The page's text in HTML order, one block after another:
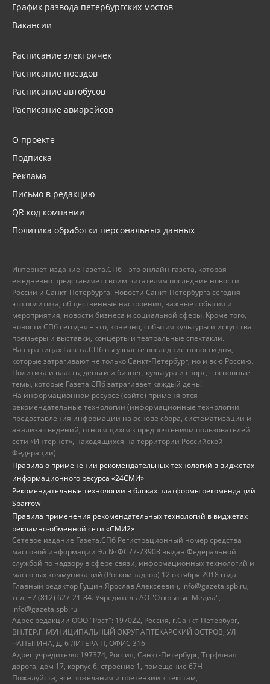
График развода петербургских мостов
Вакансии
Расписание электричек
Расписание поездов
Расписание автобусов
Расписание авиарейсов
О проекте
Подписка
Реклама
Письмо в редакцию
QR код компании
Политика обработки персональных данных
Интернет-издание Газета.СПб – это онлайн-газета, которая
ежедневно представляет своим читателям последние новости
России и Санкт-Петербурга. Новости Санкт-Петербурга сегодня –
это политика, общественные настроения, важные события и
мероприятия, новости бизнеса и социальной сферы. Кроме того,
новости СПб сегодня – это, конечно, события культуры и искусства:
премьеры и выставки, концерты и театральные спектакли.
На страницах Газета.СПб вы узнаете последние новости дня,
которые затрагивают не только Санкт-Петербург, но и всю Россию.
Политика и власть, деньги и бизнес, культура и спорт, – основные
темы, которые Газета.СПб затрагивает каждый день!
На информационном ресурсе (сайте) применяются
рекомендательные технологии (информационные технологии
предоставления информации на основе сбора, систематизации и
анализа сведений, относящихся к предпочтениям пользователей
сети «Интернет», находящихся на территории Российской
Федерации).
Правила о применении рекомендательных технологий в виджетах
информационного ресурса «24СМИ»
Рекомендательные технологии в блоках платформы рекомендаций
Sparrow
Правила применения рекомендательных технологий в виджетах
рекламно-обменной сети «СМИ2»
Сетевое издание Газета.СПб Регистрационный номер средства
массовой информации Эл № ФС77-73908 выдан Федеральной
службой по надзору в сфере связи, информационных технологий и
массовых коммуникаций (Роскомнадзор) 12 октября 2018 года.
Главный редактор Гущин Ярослав Алексеевич, info@gazeta.spb.ru,
тел: +7 (812) 627-21-84. Учредитель АО "Открытые Медиа",
info@gazeta.spb.ru
Адрес редакции ООО "Рост": 197022, Россия, г.Санкт-Петербург,
ВН.ТЕР.Г. МУНИЦИПАЛЬНЫЙ ОКРУГ АПТЕКАРСКИЙ ОСТРОВ, УЛ
ЧАПЫГИНА, Д. 6 ЛИТЕРА П, ОФИС 316
Адрес учредителя: 197374, Россия, Санкт-Петербург, Торфяная
дорога, дом 17, корпус 6, строение 1, помещение 67Н
Пожалуйста, все пожелания и претензии к текстам,